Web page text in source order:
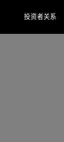
投资者关系